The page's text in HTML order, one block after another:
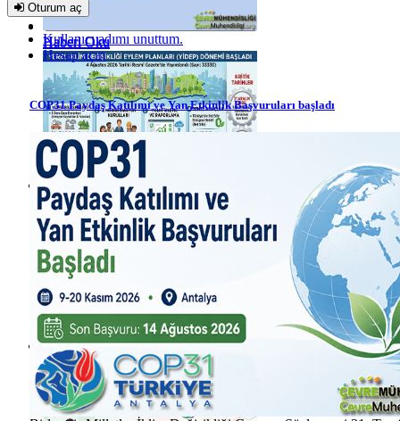
Haberi Oku
Haberi Oku
Haberi Oku
Haberi Oku
Oturum aç
Kullanıcı adımı unuttum.
Hesap açın
COP31 Paydaş Katılımı ve Yan Etkinlik Başvuruları başladı